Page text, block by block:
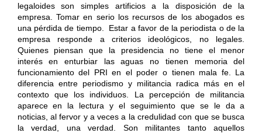
legaloides son simples artificios a la disposición de la
empresa. Tomar en serio los recursos de los abogados es
una pérdida de tiempo. Estar a favor de la periodista o de la
empresa responde a criterios ideológicos, no legales.
Quienes piensan que la presidencia no tiene el menor
interés en enturbiar las aguas no tienen memoria del
funcionamiento del PRI en el poder o tienen mala fe. La
diferencia entre periodismo y militancia radica más en el
contexto que los individuos. La percepción de militancia
aparece en la lectura y el seguimiento que se le da a
noticias, al fervor y a veces a la credulidad con que se busca
la verdad, una verdad. Son militantes tanto aquellos